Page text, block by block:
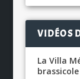
VIDÉOS
La Villa
brassicole